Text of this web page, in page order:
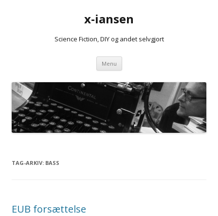
x-iansen
Science Fiction, DIY og andet selvgjort
Menu Hop
indhold
TAG-ARKIV: BASS
EUB forsættelse